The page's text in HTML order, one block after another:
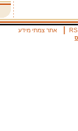
אתר צמתי מידע